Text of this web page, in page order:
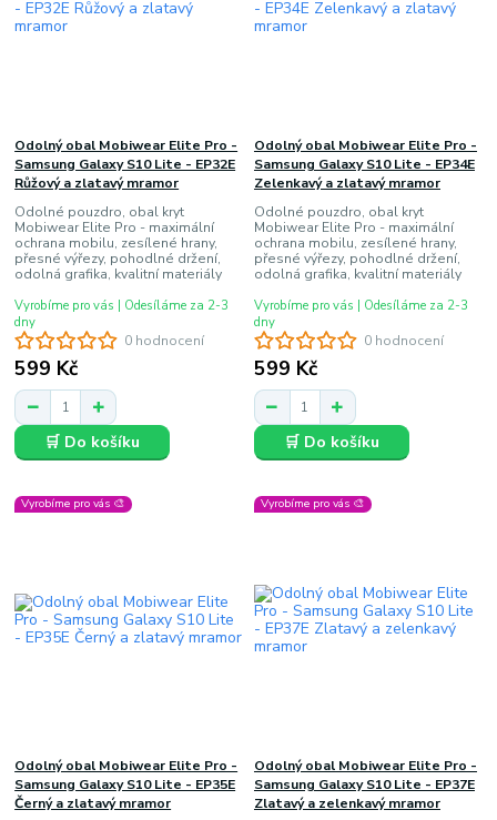
0 hodnocení
Odolný obal Mobiwear Elite Pro -
Samsung Galaxy S10 Lite - EP32E
Růžový a zlatavý mramor
Odolné pouzdro, obal kryt
Mobiwear Elite Pro - maximální
ochrana mobilu, zesílené hrany,
přesné výřezy, pohodlné držení,
odolná grafika, kvalitní materiály
599 Kč
Vyrobíme pro vás | Odesíláme za 2-3
dny
🛒 Do košíku
0 hodnocení
Odolný obal Mobiwear Elite Pro -
Samsung Galaxy S10 Lite - EP34E
Zelenkavý a zlatavý mramor
Odolné pouzdro, obal kryt
Mobiwear Elite Pro - maximální
ochrana mobilu, zesílené hrany,
přesné výřezy, pohodlné držení,
odolná grafika, kvalitní materiály
599 Kč
Vyrobíme pro vás | Odesíláme za 2-3
dny
🛒 Do košíku
Vyrobíme pro vás 🎨
Odolný obal Mobiwear Elite Pro -
Samsung Galaxy S10 Lite - EP35E
Černý a zlatavý mramor
Vyrobíme pro vás 🎨
Odolný obal Mobiwear Elite Pro -
Samsung Galaxy S10 Lite - EP37E
Zlatavý a zelenkavý mramor